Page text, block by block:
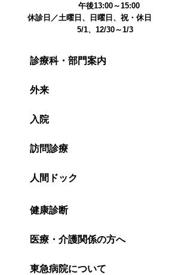
午後13:00～15:00
休診日／土曜日、日曜日、祝・休日
5/1、12/30～1/3
診療科・部門案内
外来
入院
訪問診療
人間ドック
健康診断
医療・介護関係の方へ
東急病院について